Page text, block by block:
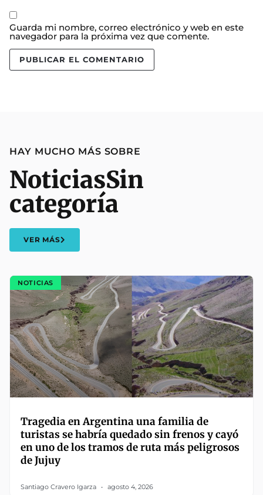
Guarda mi nombre, correo electrónico y web en este
navegador para la próxima vez que comente.
HAY MUCHO MÁS SOBRE
NoticiasSin
categoría
VER MÁS
NOTICIAS
Tragedia en Argentina una familia de
turistas se habría quedado sin frenos y cayó
en uno de los tramos de ruta más peligrosos
de Jujuy
Santiago Cravero Igarza agosto 4, 2026